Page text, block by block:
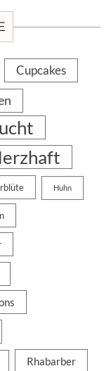
Cupcakes
Huhn
Rhabarber